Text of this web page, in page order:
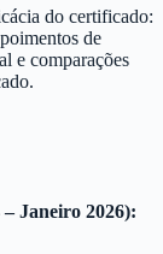
do certificado:
de
e comparações
Janeiro 2026):